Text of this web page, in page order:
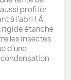
profiter
à l’abri ! À
rigide étanche
les insectes
d’une